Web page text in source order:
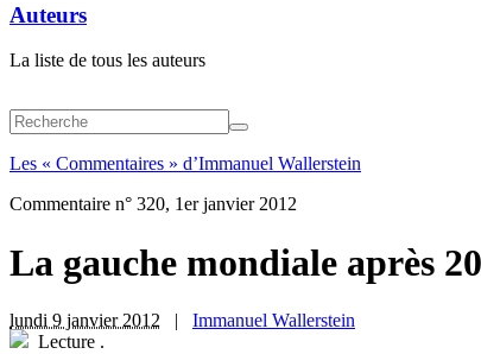
Auteurs
La liste de tous les auteurs
Les « Commentaires » d’Immanuel Wallerstein
Commentaire n° 320, 1er janvier 2012
La gauche mondiale après
lundi 9 janvier 2012 | Immanuel Wallerstein
Lecture .